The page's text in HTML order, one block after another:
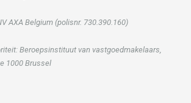
AXA Belgium (polisnr. 730.390.160)
Beroepsinstituut van vastgoedmakelaars,
1000 Brussel